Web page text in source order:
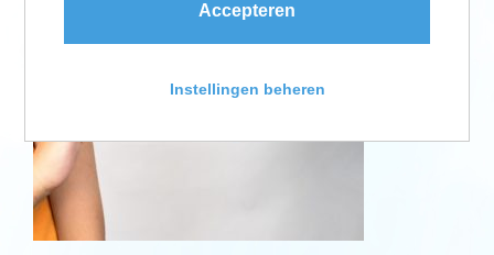
Accepteren
Instellingen beheren